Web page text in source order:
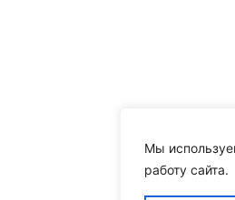
Мы
работу сайта.